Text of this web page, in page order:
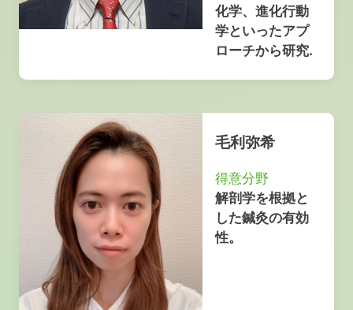
化学、進化行動
学といったアプ
ローチから研究.
毛利弥希
得意分野
解剖学を根拠と
した鍼灸の有効
性。